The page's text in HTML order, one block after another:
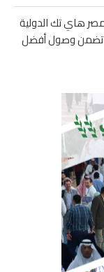
مصر هاي تك الدولية
تضمن وصول أفضل